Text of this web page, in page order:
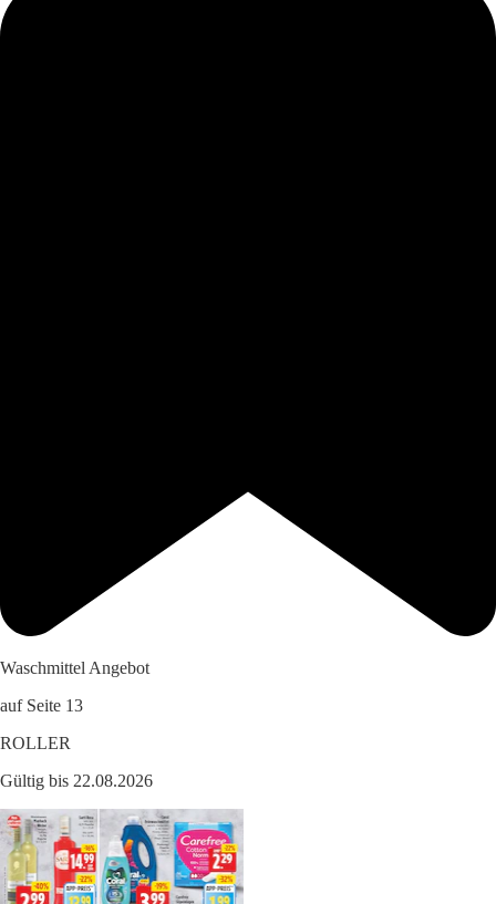
Waschmittel Angebot
auf Seite 13
ROLLER
Gültig bis 22.08.2026